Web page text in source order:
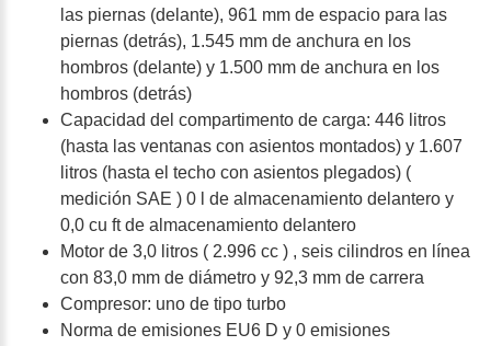
las piernas (delante), 961 mm de espacio para las
piernas (detrás), 1.545 mm de anchura en los
hombros (delante) y 1.500 mm de anchura en los
hombros (detrás)
Capacidad del compartimento de carga: 446 litros
(hasta las ventanas con asientos montados) y 1.607
litros (hasta el techo con asientos plegados) (
medición SAE ) 0 l de almacenamiento delantero y
0,0 cu ft de almacenamiento delantero
Motor de 3,0 litros ( 2.996 cc ) , seis cilindros en línea
con 83,0 mm de diámetro y 92,3 mm de carrera
Compresor: uno de tipo turbo
Norma de emisiones EU6 D y 0 emisiones